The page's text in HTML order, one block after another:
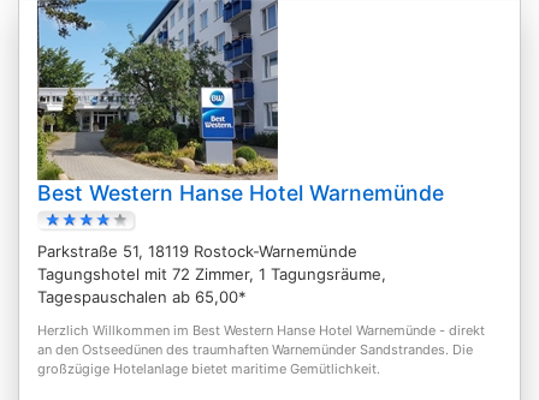
Best Western Hanse Hotel Warnemünde
Parkstraße 51, 18119 Rostock-Warnemünde
Tagungshotel mit 72 Zimmer, 1 Tagungsräume,
Tagespauschalen ab 65,00*
Herzlich Willkommen im Best Western Hanse Hotel Warnemünde - direkt
an den Ostseedünen des traumhaften Warnemünder Sandstrandes. Die
großzügige Hotelanlage bietet maritime Gemütlichkeit.